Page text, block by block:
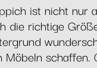
ist nicht nur
die richtige
Möbeln schaffen.